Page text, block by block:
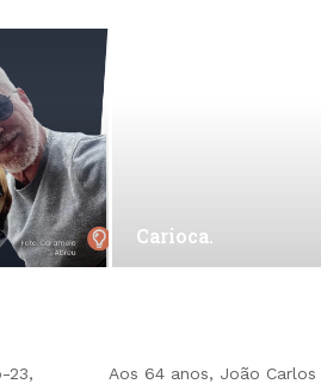
Carioca.
23,
Aos 64 anos, João